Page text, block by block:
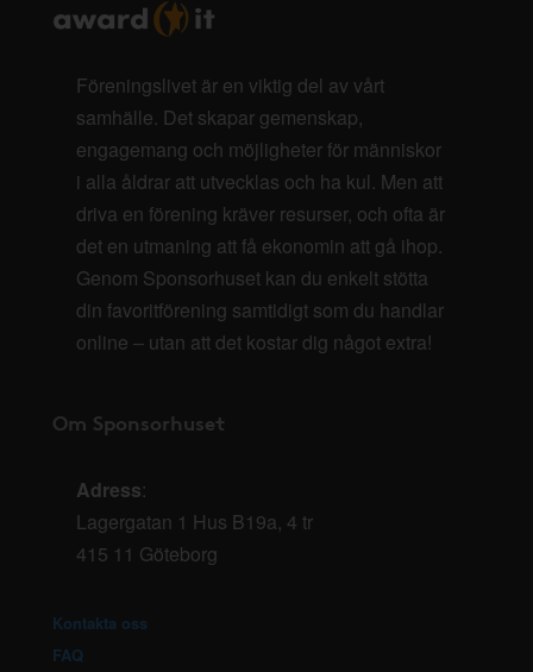
Föreningslivet är en viktig del av vårt
samhälle. Det skapar gemenskap,
engagemang och möjligheter för människor
i alla åldrar att utvecklas och ha kul. Men att
driva en förening kräver resurser, och ofta är
det en utmaning att få ekonomin att gå ihop.
Genom Sponsorhuset kan du enkelt stötta
din favoritförening samtidigt som du handlar
online – utan att det kostar dig något extra!
Om Sponsorhuset
Adress:
Lagergatan 1 Hus B19a, 4 tr
415 11 Göteborg
Kontakta oss
FAQ